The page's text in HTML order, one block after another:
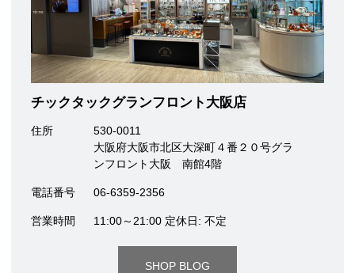
チックタックグランフロント大阪店
住所
530-0011
大阪府大阪市北区大深町４番２０号グラ
ンフロント大阪 南館4階
電話番号 06-6359-2356
営業時間 11:00～21:00 定休日: 不定
SHOP BLOG